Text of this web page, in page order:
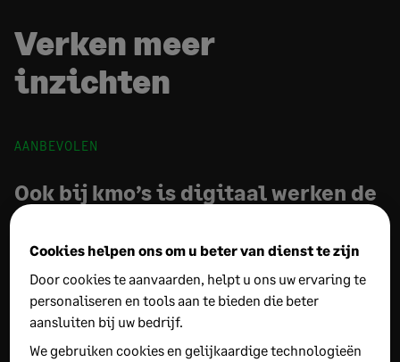
Verken meer
inzichten
AANBEVOLEN
JULI 9, 2025 4 MIN LEESTIJD
Ook bij kmo’s is digitaal werken de
Gedaan met twijfelen: kmo’s zijn duidelijk overtuigd
van de voordelen van digitalisering. Communicatie,
rentabiliteit, beheer: de resultaten zijn er en recente
Cookies helpen ons om u beter van dienst te zijn
Door cookies te aanvaarden, helpt u ons uw ervaring te
personaliseren en tools aan te bieden die beter
aansluiten bij uw bedrijf.
We gebruiken cookies en gelijkaardige technologieën